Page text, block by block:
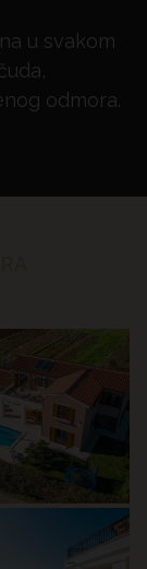
u svakom
odmora.